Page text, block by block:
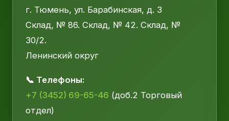
г. Тюмень, ул. Барабинская, д. 3
Склад, № 86. Склад, № 42. Склад, №
30/2.
Ленинский округ
📞 Телефоны:
+7 (3452) 69-65-46 (доб.2 Торговый
отдел)